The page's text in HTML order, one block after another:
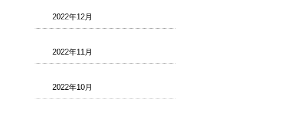
2022年12月
2022年11月
2022年10月